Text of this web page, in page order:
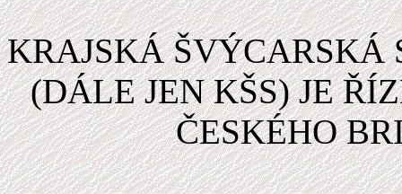
KRAJSKÁ ŠVÝCARSKÁ
(DÁLE JEN KŠS) JE
ČESKÉHO